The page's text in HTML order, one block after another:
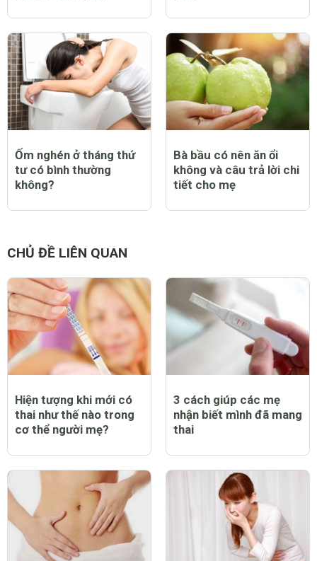
Ốm nghén ở tháng thứ
tư có bình thường
không?
Bà bầu có nên ăn ổi
không và câu trả lời chi
tiết cho mẹ
CHỦ ĐỀ LIÊN QUAN
Hiện tượng khi mới có
thai như thế nào trong
cơ thể người mẹ?
3 cách giúp các mẹ
nhận biết mình đã mang
thai